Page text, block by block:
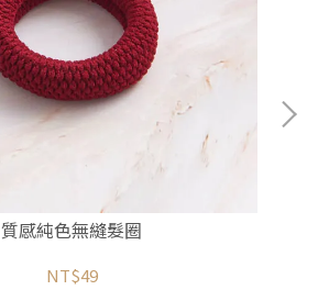
質感純色無縫髮圈
NT$49